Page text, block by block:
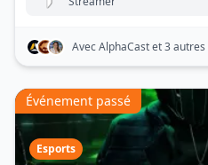
Avec AlphaCastet 3 autres
Esports
Événement passé